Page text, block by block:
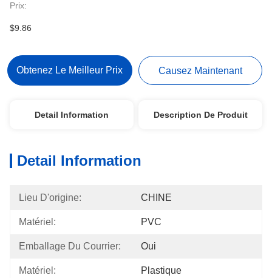
Prix:
$9.86
Obtenez Le Meilleur Prix Causez Maintenant
Detail Information Description De Produit
Detail Information
Lieu D'origine: CHINE
Matériel: PVC
Emballage Du Courrier: Oui
Matériel: Plastique